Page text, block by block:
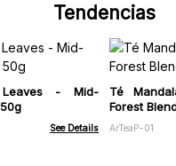
Tendencias
- Mid-
See Details
Té
Forest
ArTeaP-01